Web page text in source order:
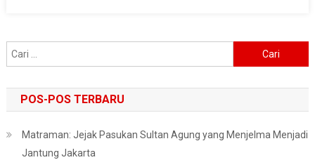
untuk:
POS-POS TERBARU
Matraman: Jejak Pasukan Sultan Agung yang Menjelma Menjadi
Jantung Jakarta